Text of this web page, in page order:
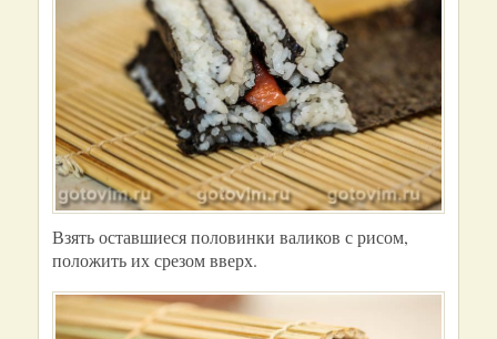
Взять оставшиеся половинки валиков с рисом,
положить их срезом вверх.